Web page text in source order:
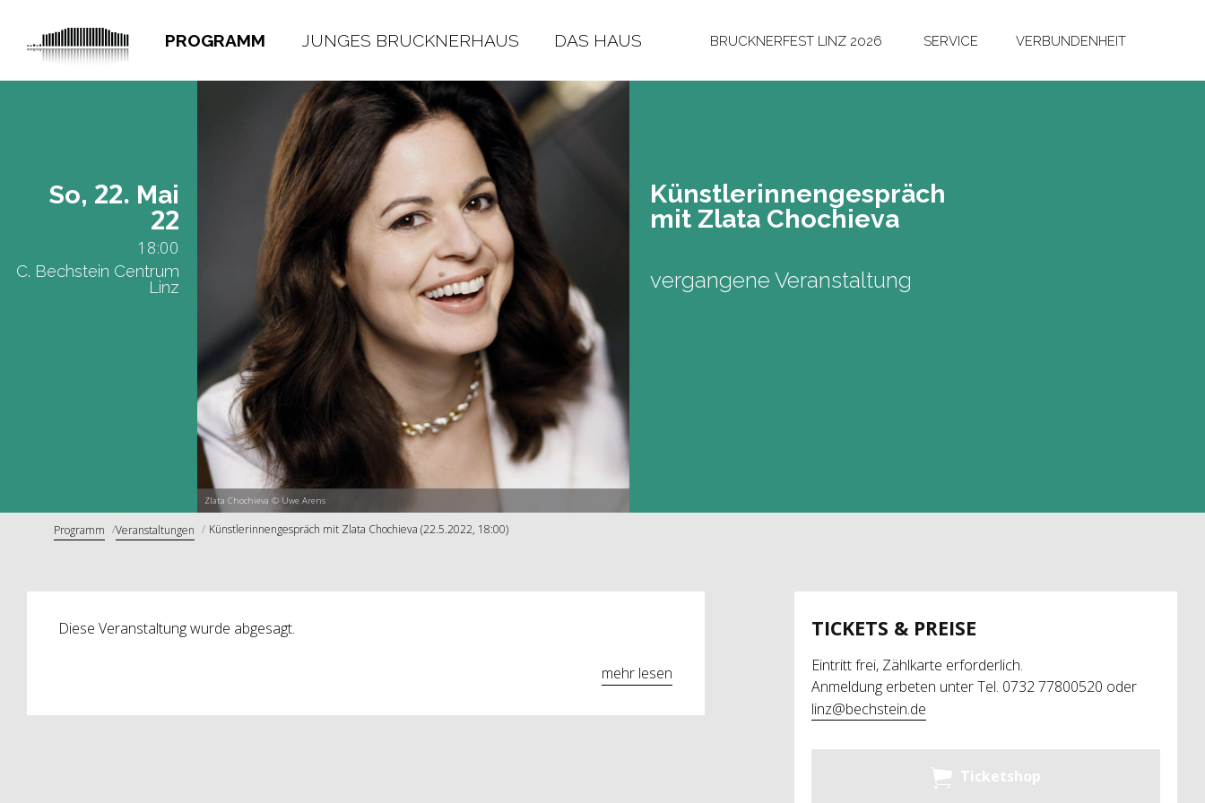
PROGRAMM JUNGES BRUCKNERHAUS DAS HAUS BRUCKNERFEST LINZ 2026 SERVICE VERBUNDENHEIT
Zlata Chochieva © Uwe Arens
So, 22. Mai
22
18:00
C. Bechstein Centrum
Linz
Künst­le­rin­nen­ge­spräch
mit Zlata Choch­ie­va
vergangene Veranstaltung
Programm Veranstaltungen Künstlerinnengespräch mit Zlata Chochieva (22.5.2022, 18:00)
Diese Veranstaltung wurde abgesagt.
mehr lesen
TICKETS & PREISE
Eintritt frei, Zählkarte erforderlich.
Anmeldung erbeten unter Tel. 0732 77800520 oder
linz@bechstein.de
Ticketshop